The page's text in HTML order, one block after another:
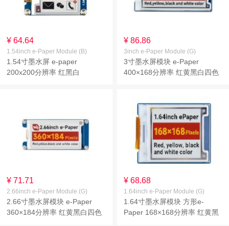
¥ 64.64
1.54inch e-Paper Module (B)
1.54寸墨水屏 e-paper
200x200分辨率 红黑白
¥ 86.86
3inch e-Paper Module (G)
3寸墨水屏模块 e-Paper
400×168分辨率 红黄黑白四色
¥ 71.71
2.66inch e-Paper Module (G)
2.66寸墨水屏模块 e-Paper
360×184分辨率 红黄黑白四色
¥ 68.68
1.64inch e-Paper Module (G)
1.64寸墨水屏模块 方形e-
Paper 168×168分辨率 红黄黑